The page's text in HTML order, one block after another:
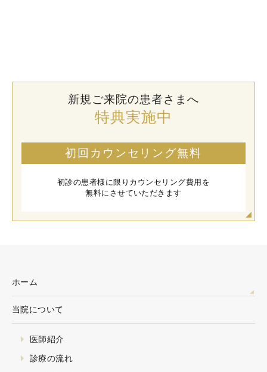
新規ご来院の患者さまへ
特典実施中
初回カウンセリング無料
初診の患者様に限りカウンセリング費用を
無料にさせていただきます
ホーム
当院について
医師紹介
診療の流れ